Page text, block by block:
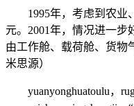
1995年，考虑到农业、
元。2001年，情况进一
由工作舱、载荷舱、货物
米思源）
yuanyonghuatoulu，